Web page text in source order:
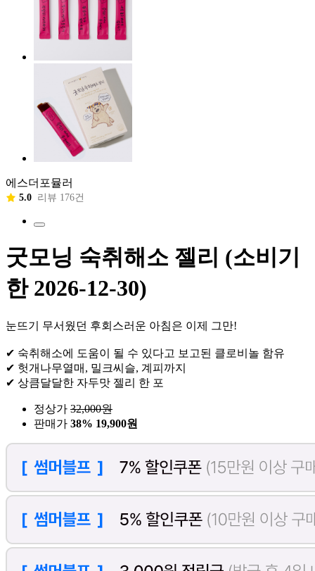
에스더포뮬러
5.0 리뷰 176건
굿모닝 숙취해소 젤리 (소비기
한 2026-12-30)
눈뜨기 무서웠던 후회스러운 아침은 이제 그만!
✔ 숙취해소에 도움이 될 수 있다고 보고된 클로비놀 함유
✔ 헛개나무열매, 밀크씨슬, 계피까지
✔ 상큼달달한 자두맛 젤리 한 포
정상가 32,000원
판매가 38% 19,900원